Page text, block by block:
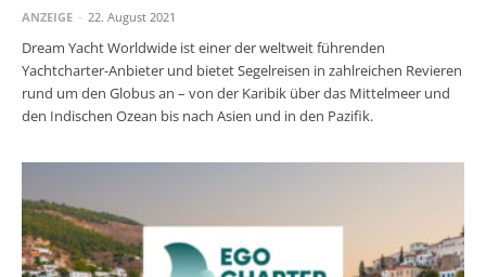
ANZEIGE - 22. August 2021
Dream Yacht Worldwide ist einer der weltweit führenden
Yachtcharter-Anbieter und bietet Segelreisen in zahlreichen Revieren
rund um den Globus an – von der Karibik über das Mittelmeer und
den Indischen Ozean bis nach Asien und in den Pazifik.